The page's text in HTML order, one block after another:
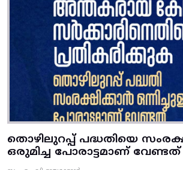
തൊഴിലുറപ്പ് പദ്ധതിയെ
ഒരുമിച്ച പോരാട്ടമാണ് വേണ്ടത്